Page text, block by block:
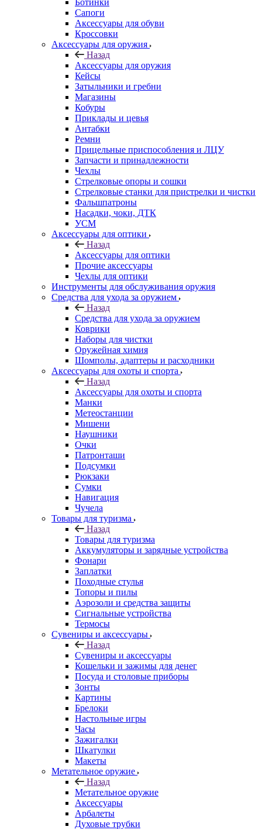
Ботинки
Сапоги
Аксессуары для обуви
Кроссовки
Аксессуары для оружия
Назад
Аксессуары для оружия
Кейсы
Затыльники и гребни
Магазины
Кобуры
Приклады и цевья
Антабки
Ремни
Прицельные приспособления и ЛЦУ
Запчасти и принадлежности
Чехлы
Стрелковые опоры и сошки
Стрелковые станки для пристрелки и чистки
Фальшпатроны
Насадки, чоки, ДТК
УСМ
Аксессуары для оптики
Назад
Аксессуары для оптики
Прочие аксессуары
Чехлы для оптики
Инструменты для обслуживания оружия
Средства для ухода за оружием
Назад
Средства для ухода за оружием
Коврики
Наборы для чистки
Оружейная химия
Шомполы, адаптеры и расходники
Аксессуары для охоты и спорта
Назад
Аксессуары для охоты и спорта
Манки
Метеостанции
Мишени
Наушники
Очки
Патронташи
Подсумки
Рюкзаки
Сумки
Навигация
Чучела
Товары для туризма
Назад
Товары для туризма
Аккумуляторы и зарядные устройства
Фонари
Заплатки
Походные стулья
Топоры и пилы
Аэрозоли и средства защиты
Сигнальные устройства
Термосы
Сувениры и аксессуары
Назад
Сувениры и аксессуары
Кошельки и зажимы для денег
Посуда и столовые приборы
Зонты
Картины
Брелоки
Настольные игры
Часы
Зажигалки
Шкатулки
Макеты
Метательное оружие
Назад
Метательное оружие
Аксессуары
Арбалеты
Духовые трубки